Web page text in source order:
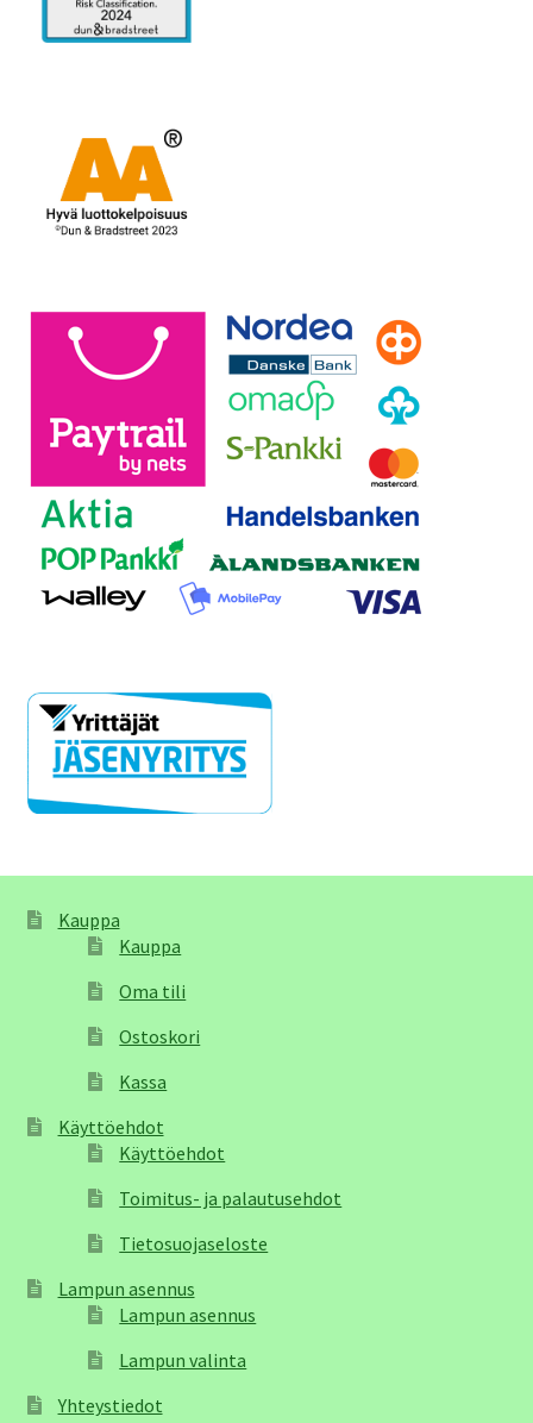
Kauppa
Kauppa
Oma tili
Ostoskori
Kassa
Käyttöehdot
Käyttöehdot
Toimitus- ja palautusehdot
Tietosuojaseloste
Lampun asennus
Lampun asennus
Lampun valinta
Yhteystiedot